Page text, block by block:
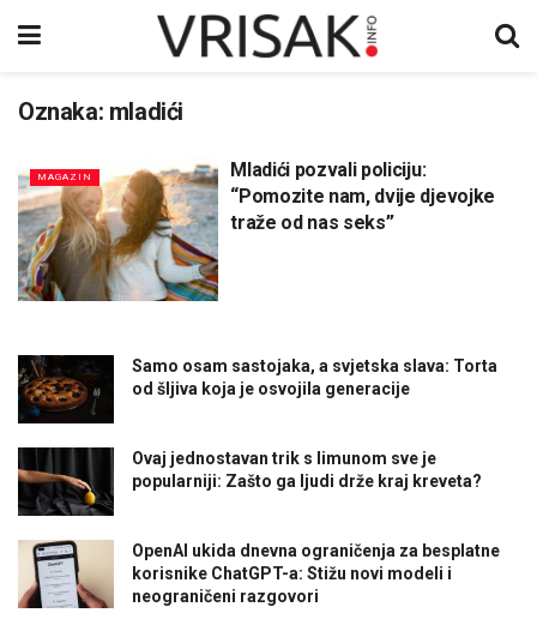
Oznaka: mladići
MAGAZIN
Mladići pozvali policiju:
“Pomozite nam, dvije djevojke
traže od nas seks”
Samo osam sastojaka, a svjetska slava: Torta
od šljiva koja je osvojila generacije
Ovaj jednostavan trik s limunom sve je
popularniji: Zašto ga ljudi drže kraj kreveta?
OpenAI ukida dnevna ograničenja za besplatne
korisnike ChatGPT-a: Stižu novi modeli i
neograničeni razgovori